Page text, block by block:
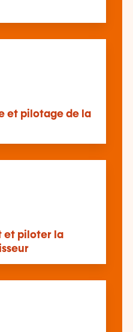
et pilotage de la
et piloter la